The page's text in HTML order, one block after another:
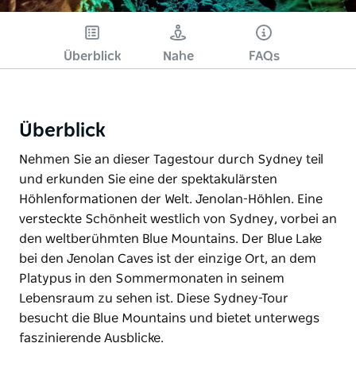
Fehler aufgetreten.
Bitte versuchen Sie es
später noch einmal.
Überblick
Nahe FAQs
Überblick
Nehmen Sie an dieser Tagestour durch Sydney teil
und erkunden Sie eine der spektakulärsten
Höhlenformationen der Welt. Jenolan-Höhlen. Eine
versteckte Schönheit westlich von Sydney, vorbei an
den weltberühmten Blue Mountains. Der Blue Lake
bei den Jenolan Caves ist der einzige Ort, an dem
Platypus in den Sommermonaten in seinem
Lebensraum zu sehen ist. Diese Sydney-Tour
besucht die Blue Mountains und bietet unterwegs
faszinierende Ausblicke.